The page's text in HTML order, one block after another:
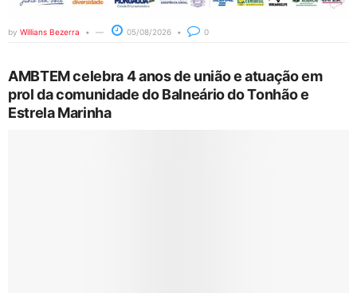
by Willians Bezerra 05/08/2026 0
AMBTEM celebra 4 anos de união e atuação em
prol da comunidade do Balneário do Tonhão e
Estrela Marinha